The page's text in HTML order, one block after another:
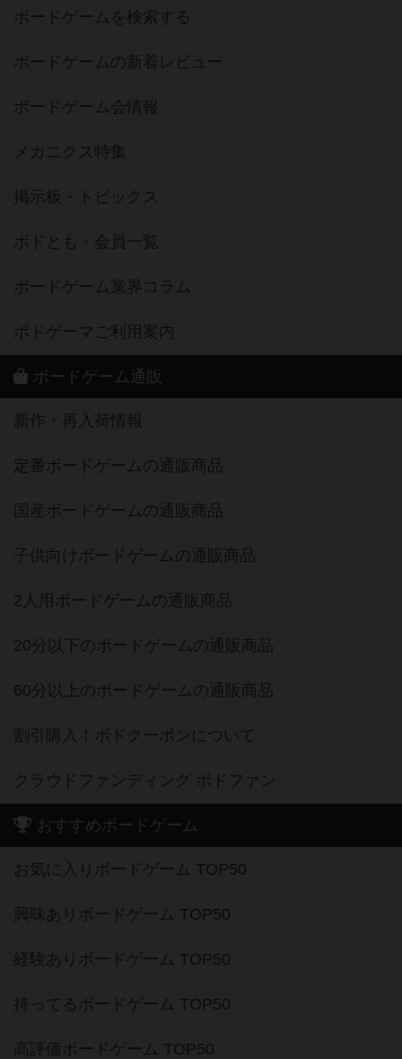
ボードゲームを検索する
ボードゲームの新着レビュー
ボードゲーム会情報
メカニクス特集
掲示板・トピックス
ボドとも・会員一覧
ボードゲーム業界コラム
ボドゲーマご利用案内
ボードゲーム通販
新作・再入荷情報
定番ボードゲームの通販商品
国産ボードゲームの通販商品
子供向けボードゲームの通販商品
2人用ボードゲームの通販商品
20分以下のボードゲームの通販商品
60分以上のボードゲームの通販商品
割引購入！ボドクーポンについて
クラウドファンディング ボドファン
おすすめボードゲーム
お気に入りボードゲーム TOP50
興味ありボードゲーム TOP50
経験ありボードゲーム TOP50
持ってるボードゲーム TOP50
高評価ボードゲーム TOP50